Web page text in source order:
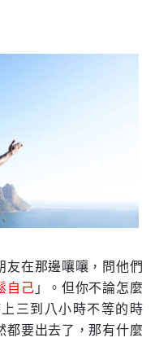
友在那邊嚷嚷，問他們
自己 」。但你不論怎麼
三到八小時不等的時
都要出去了，那有什麼